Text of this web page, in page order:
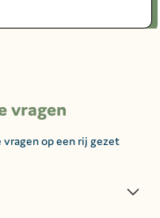
vragen
op een rij gezet